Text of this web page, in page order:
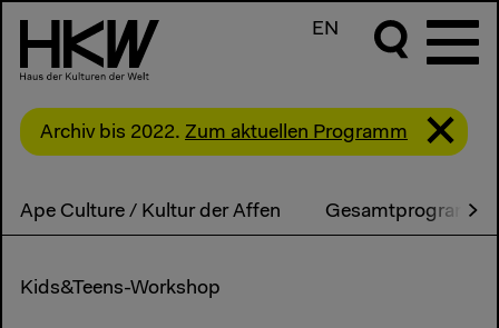
EN
Archiv bis 2022. Zum aktuellen Programm
Ape Culture / Kultur der Affen Gesamtprogramm
Kids&Teens-Workshop